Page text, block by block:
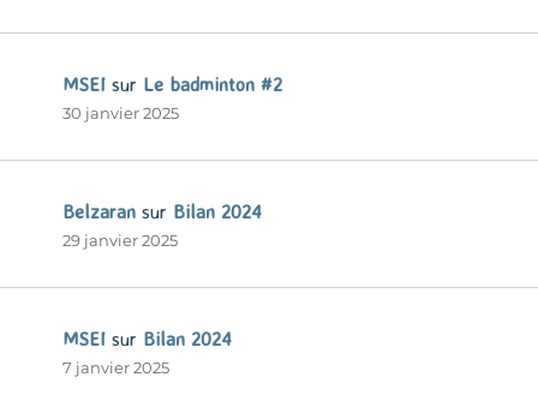
MSEI sur Le badminton #2
30 janvier 2025
Belzaran sur Bilan 2024
29 janvier 2025
MSEI sur Bilan 2024
7 janvier 2025